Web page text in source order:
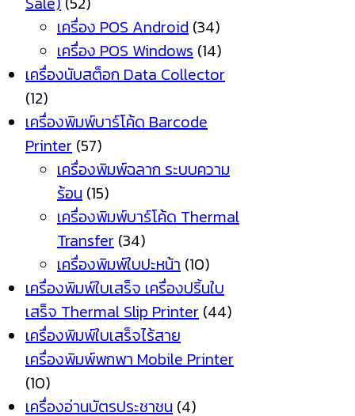
เครื่อง POS Android (34)
เครื่อง POS Windows (14)
เครื่องนับสต็อก Data Collector
(12)
เครื่องพิมพ์บาร์โค้ด Barcode
Printer (57)
เครื่องพิมพ์ฉลาก ระบบความ
ร้อน (15)
เครื่องพิมพ์บาร์โค้ด Thermal
Transfer (34)
เครื่องพิมพ์ใบปะหน้า (10)
เครื่องพิมพ์ใบเสร็จ เครื่องปริ้นใบ
เสร็จ Thermal Slip Printer (44)
เครื่องพิมพ์ใบเสร็จไร้สาย
เครื่องพิมพ์พกพา Mobile Printer
(10)
เครื่องอ่านบัตรประชาชน (4)